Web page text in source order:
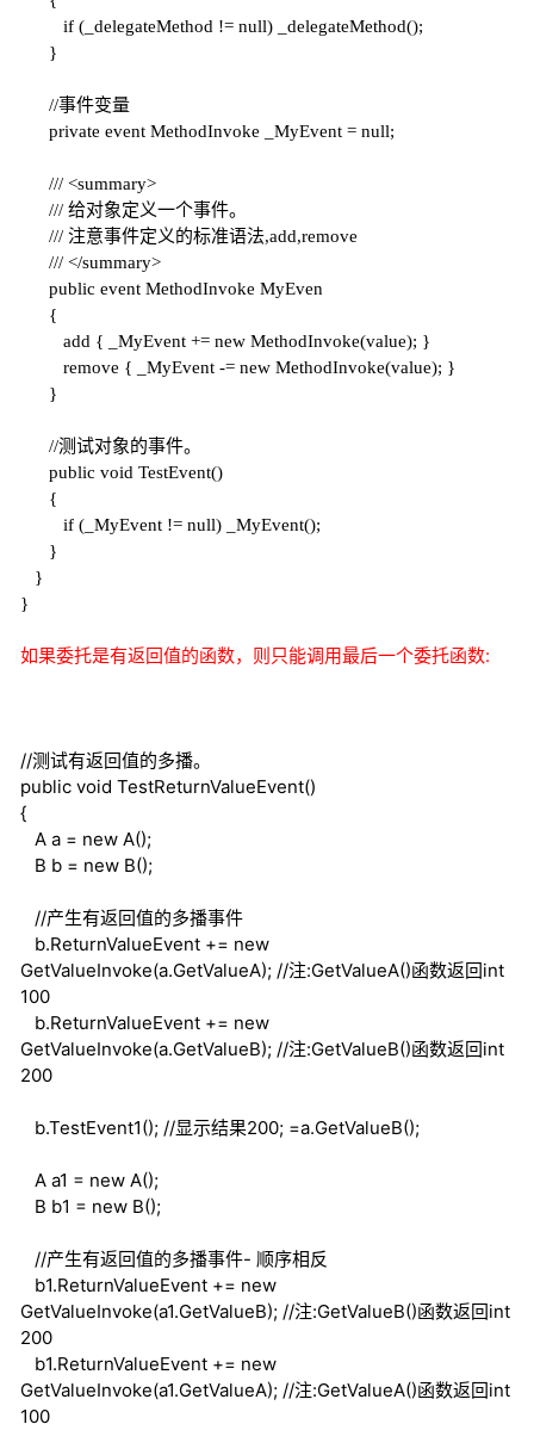
if (_delegateMethod != null) _delegateMethod();
}
//事件变量
private event MethodInvoke _MyEvent = null;
/// <summary>
/// 给对象定义一个事件。
/// 注意事件定义的标准语法,add,remove
/// </summary>
public event MethodInvoke MyEven
{
add { _MyEvent += new MethodInvoke(value); }
remove { _MyEvent -= new MethodInvoke(value); }
}
//测试对象的事件。
public void TestEvent()
{
if (_MyEvent != null) _MyEvent();
}
}
}
如果委托是有返回值的函数，则只能调用最后一个委托函数:
//测试有返回值的多播。
public void TestReturnValueEvent()
{
A a = new A();
B b = new B();
//产生有返回值的多播事件
b.ReturnValueEvent += new
GetValueInvoke(a.GetValueA); //注:GetValueA()函数返回int
100
b.ReturnValueEvent += new
GetValueInvoke(a.GetValueB); //注:GetValueB()函数返回int
200
b.TestEvent1(); //显示结果200; =a.GetValueB();
A a1 = new A();
B b1 = new B();
//产生有返回值的多播事件- 顺序相反
b1.ReturnValueEvent += new
GetValueInvoke(a1.GetValueB); //注:GetValueB()函数返回int
200
b1.ReturnValueEvent += new
GetValueInvoke(a1.GetValueA); //注:GetValueA()函数返回int
100